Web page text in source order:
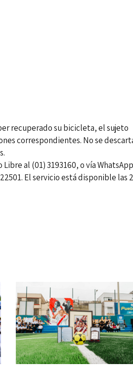
recuperado su bicicleta, el sujeto
correspondientes. No se
al (01) 3193160, o vía WhatsApp
El servicio está disponible las